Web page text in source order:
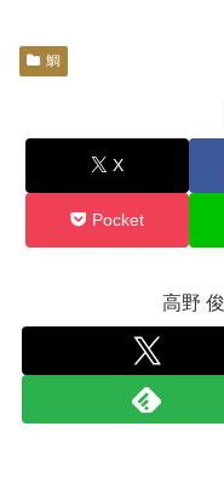
鯛
X
Pocket
高野